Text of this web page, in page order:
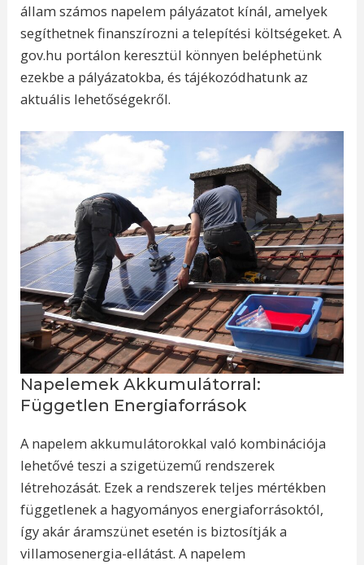
állam számos napelem pályázatot kínál, amelyek
segíthetnek finanszírozni a telepítési költségeket. A
gov.hu portálon keresztül könnyen beléphetünk
ezekbe a pályázatokba, és tájékozódhatunk az
aktuális lehetőségekről.
Napelemek Akkumulátorral:
Független Energiaforrások
A napelem akkumulátorokkal való kombinációja
lehetővé teszi a szigetüzemű rendszerek
létrehozását. Ezek a rendszerek teljes mértékben
függetlenek a hagyományos energiaforrásoktól,
így akár áramszünet esetén is biztosítják a
villamosenergia-ellátást. A napelem